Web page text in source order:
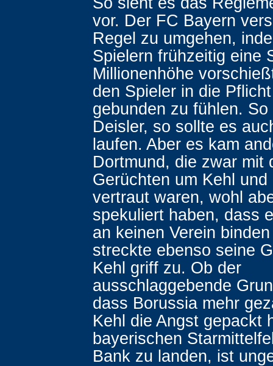
vor. Der FC Bayern
Regel zu umgehen,
Spielern frühzeitig eine
Millionenhöhe
den Spieler in die
gebunden zu fühlen.
Deisler, so sollte es
laufen. Aber es kam
Dortmund, die zwar mit
Gerüchten um Kehl und
vertraut waren, wohl
spekuliert haben, dass
an keinen Verein
streckte ebenso seine
Kehl griff zu. Ob der
ausschlaggebende
dass Borussia mehr
Kehl die Angst gepackt
bayerischen
Bank zu landen, ist